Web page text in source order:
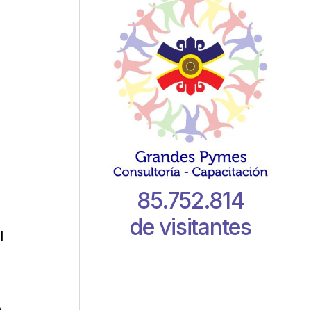
85.752.814
de visitantes